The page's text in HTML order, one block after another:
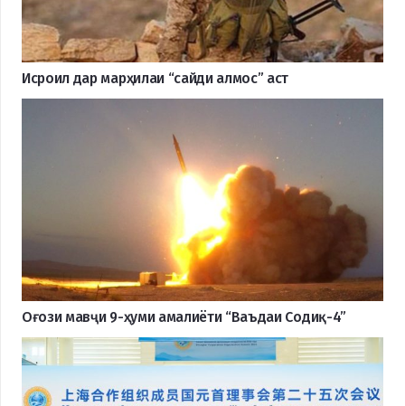
Исроил дар марҳилаи “сайди алмос” аст
Оғози мавҷи 9-ҳуми амалиёти “Ваъдаи Содиқ-4”